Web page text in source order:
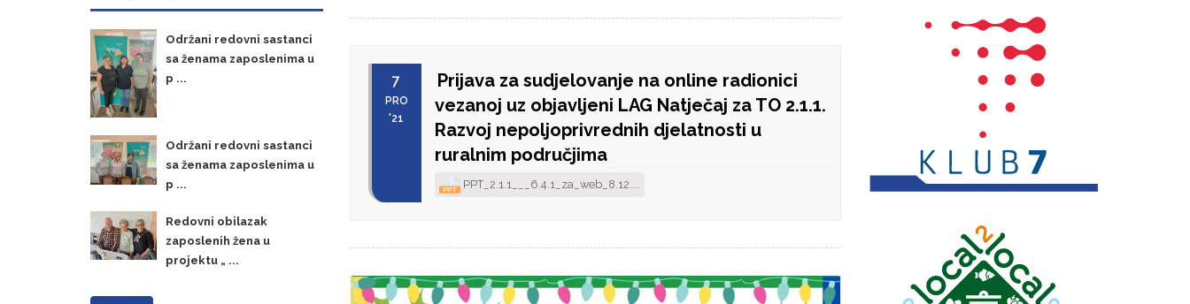
Održani redovni sastanci
sa ženama zaposlenima u
p ...
Održani redovni sastanci
sa ženama zaposlenima u
p ...
Redovni obilazak
zaposlenih žena u
projektu „ ...
7
PRO
'21
Prijava za sudjelovanje na online radionici
vezanoj uz objavljeni LAG Natječaj za TO 2.1.1.
Razvoj nepoljoprivrednih djelatnosti u
ruralnim područjima
PPT_2.1.1___6.4.1_za_web_8.12....